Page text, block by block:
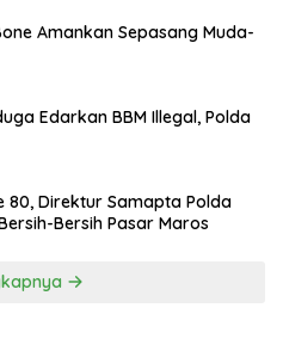
Amankan Sepasang Muda-
Edarkan BBM Illegal, Polda
80, Direktur Samapta Polda
Bersih Pasar Maros